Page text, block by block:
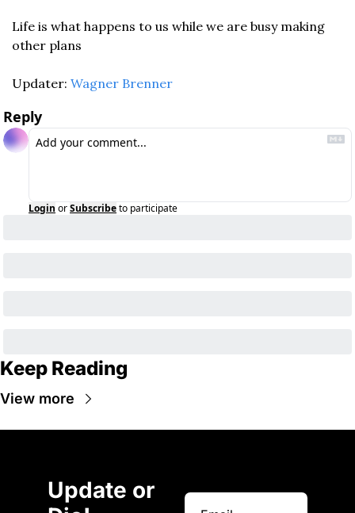
Life is what happens to us while we are busy making
other plans
Updater: Wagner Brenner
Reply
Login orSubscribeto participate
Keep Reading
View more
Update or